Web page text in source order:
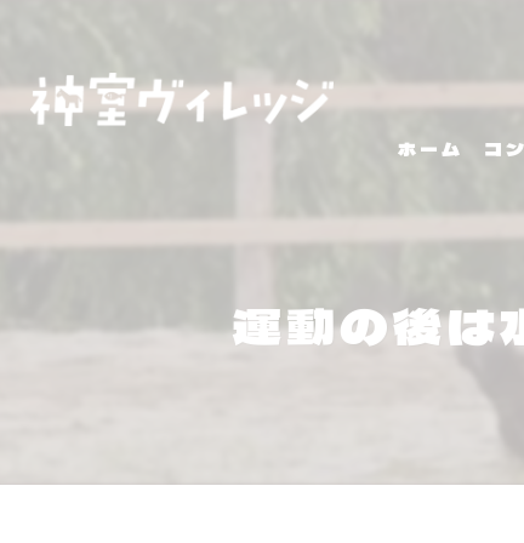
ホーム コ
運動の後は